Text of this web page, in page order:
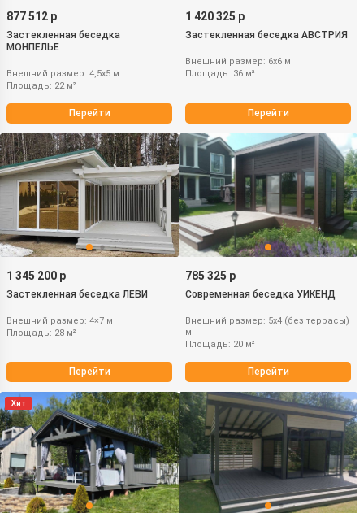
877 512 р
Застекленная беседка
МОНПЕЛЬЕ
Внешний размер: 4,5х5 м
Площадь: 22 м²
Перейти
1 420 325 р
Застекленная беседка АВСТРИЯ
Внешний размер: 6х6 м
Площадь: 36 м²
Перейти
1 345 200 р
Застекленная беседка ЛЕВИ
Внешний размер: 4×7 м
Площадь: 28 м²
Перейти
785 325 р
Современная беседка УИКЕНД
Внешний размер: 5х4 (без террасы)
м
Площадь: 20 м²
Перейти
Хит